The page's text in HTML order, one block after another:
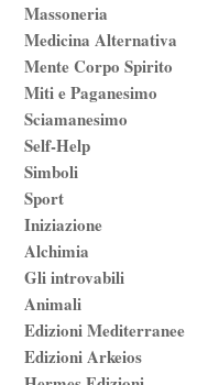
Massoneria
Medicina Alternativa
Mente Corpo Spirito
Miti e Paganesimo
Sciamanesimo
Self-Help
Simboli
Sport
Iniziazione
Alchimia
Gli introvabili
Animali
Edizioni Mediterranee
Edizioni Arkeios